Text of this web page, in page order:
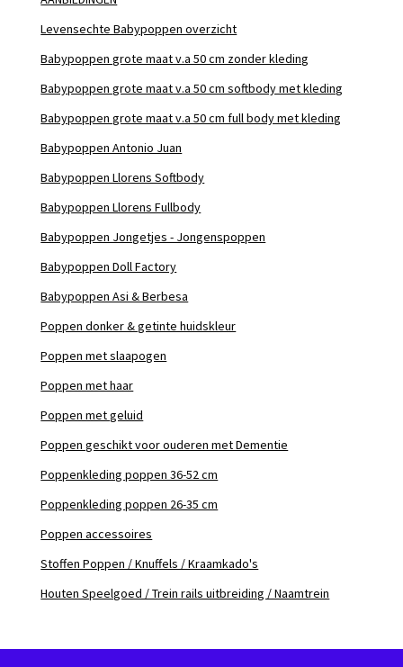
Levensechte Babypoppen overzicht
Babypoppen grote maat v.a 50 cm zonder kleding
Babypoppen grote maat v.a 50 cm softbody met kleding
Babypoppen grote maat v.a 50 cm full body met kleding
Babypoppen Antonio Juan
Babypoppen Llorens Softbody
Babypoppen Llorens Fullbody
Babypoppen Jongetjes - Jongenspoppen
Babypoppen Doll Factory
Babypoppen Asi & Berbesa
Poppen donker & getinte huidskleur
Poppen met slaapogen
Poppen met haar
Poppen met geluid
Poppen geschikt voor ouderen met Dementie
Poppenkleding poppen 36-52 cm
Poppenkleding poppen 26-35 cm
Poppen accessoires
Stoffen Poppen / Knuffels / Kraamkado's
Houten Speelgoed / Trein rails uitbreiding / Naamtrein